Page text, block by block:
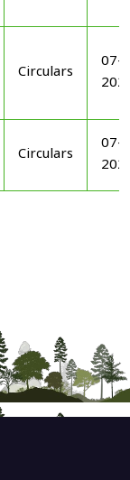
Circulars
07-
Circulars
07-